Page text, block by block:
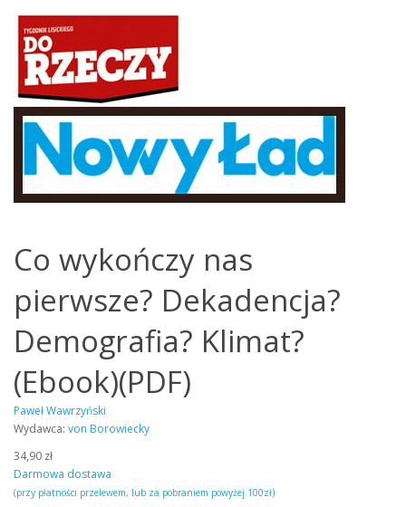
Co wykończy nas
pierwsze? Dekadencja?
Demografia? Klimat?
(Ebook)(PDF)
Paweł Wawrzyński
Wydawca: von Borowiecky
34,90 zł
Darmowa dostawa
(przy płatności przelewem, lub za pobraniem powyżej 100zł)